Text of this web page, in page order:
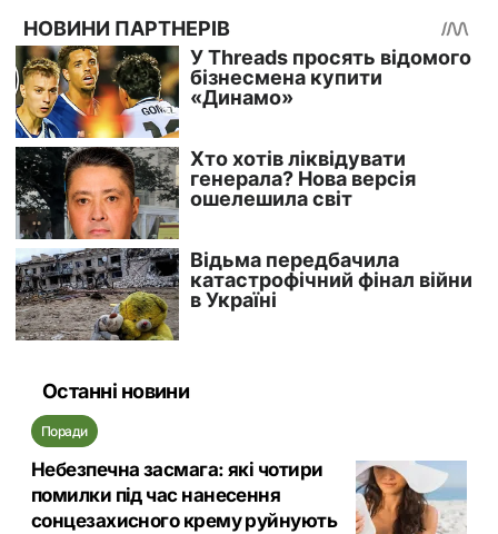
Останні новини
Поради
Небезпечна засмага: які чотири
помилки під час нанесення
сонцезахисного крему руйнують